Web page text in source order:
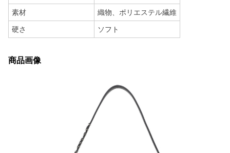
素材 織物、ポリエステル繊維
硬さ ソフト
商品画像